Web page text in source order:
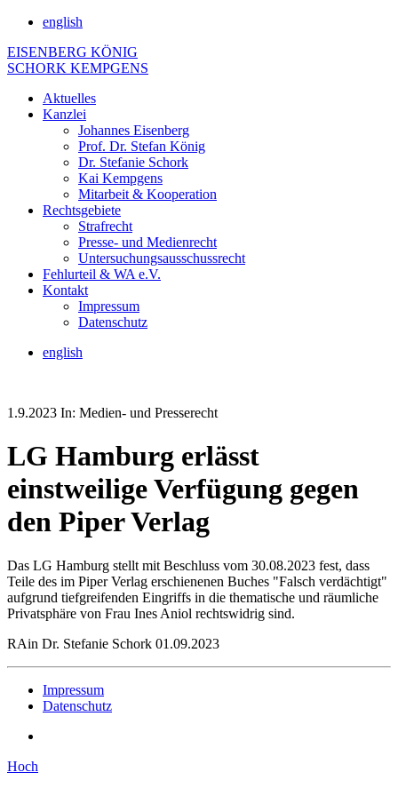
english
EISENBERG KÖNIG
SCHORK KEMPGENS
Aktuelles
Kanzlei
Johannes Eisenberg
Prof. Dr. Stefan König
Dr. Stefanie Schork
Kai Kempgens
Mitarbeit & Kooperation
Rechtsgebiete
Strafrecht
Presse- und Medienrecht
Untersuchungsausschussrecht
Fehlurteil & WA e.V.
Kontakt
Impressum
Datenschutz
english
1.9.2023 In: Medien- und Presserecht
LG Hamburg erlässt
einstweilige Verfügung gegen
den Piper Verlag
Das LG Hamburg stellt mit Beschluss vom 30.08.2023 fest, dass
Teile des im Piper Verlag erschienenen Buches "Falsch verdächtigt"
aufgrund tiefgreifenden Eingriffs in die thematische und räumliche
Privatsphäre von Frau Ines Aniol rechtswidrig sind.
RAin Dr. Stefanie Schork 01.09.2023
Impressum
Datenschutz
Hoch